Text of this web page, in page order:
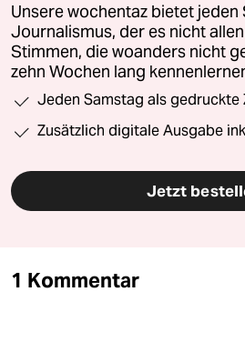
Unsere wochentaz bietet jeden
Journalismus, der es nicht
Stimmen, die woanders nicht
zehn Wochen lang
Jeden Samstag als gedruckte
Zusätzlich digitale Ausgabe
Jetzt
1 Kommentar